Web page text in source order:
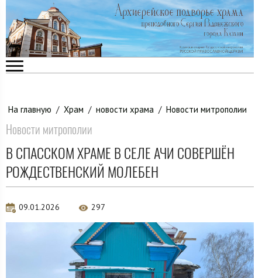
На главную / Храм / новости храма / Новости митрополии
Новости митрополии
В СПАССКОМ ХРАМЕ В СЕЛЕ АЧИ СОВЕРШЁН
РОЖДЕСТВЕНСКИЙ МОЛЕБЕН
09.01.2026 297